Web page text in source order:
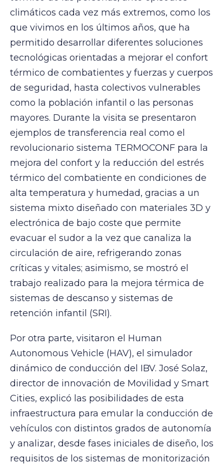
climáticos cada vez más extremos, como los
que vivimos en los últimos años, que ha
permitido desarrollar diferentes soluciones
tecnológicas orientadas a mejorar el confort
térmico de combatientes y fuerzas y cuerpos
de seguridad, hasta colectivos vulnerables
como la población infantil o las personas
mayores. Durante la visita se presentaron
ejemplos de transferencia real como el
revolucionario sistema TERMOCONF para la
mejora del confort y la reducción del estrés
térmico del combatiente en condiciones de
alta temperatura y humedad, gracias a un
sistema mixto diseñado con materiales 3D y
electrónica de bajo coste que permite
evacuar el sudor a la vez que canaliza la
circulación de aire, refrigerando zonas
críticas y vitales; asimismo, se mostró el
trabajo realizado para la mejora térmica de
sistemas de descanso y sistemas de
retención infantil (SRI).
Por otra parte, visitaron el Human
Autonomous Vehicle (HAV), el simulador
dinámico de conducción del IBV. José Solaz,
director de innovación de Movilidad y Smart
Cities, explicó las posibilidades de esta
infraestructura para emular la conducción de
vehículos con distintos grados de autonomía
y analizar, desde fases iniciales de diseño, los
requisitos de los sistemas de monitorización